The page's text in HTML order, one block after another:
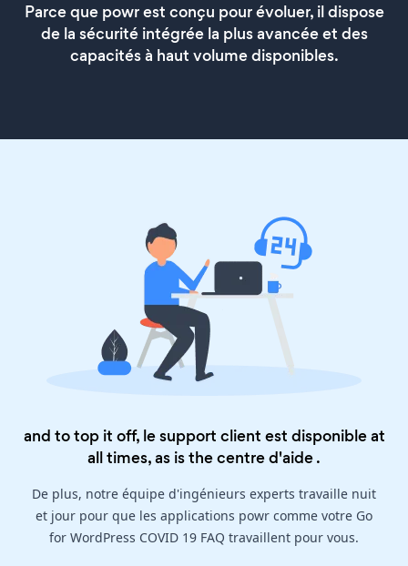
Parce que powr est conçu pour évoluer, il dispose
de la sécurité intégrée la plus avancée et des
capacités à haut volume disponibles.
and to top it off, le support client est disponible at
all times, as is thecentre d'aide.
De plus, notre équipe d'ingénieurs experts travaille nuit
et jour pour que les applications powr comme votre Go
for WordPress COVID 19 FAQ travaillent pour vous.